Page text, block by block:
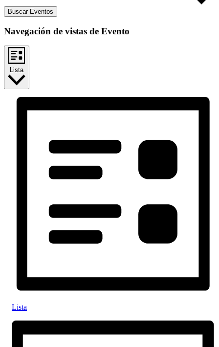
Buscar Eventos
Navegación de vistas de Evento
Lista
Lista